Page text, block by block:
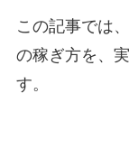
この記事では
の稼ぎ方を、
す。